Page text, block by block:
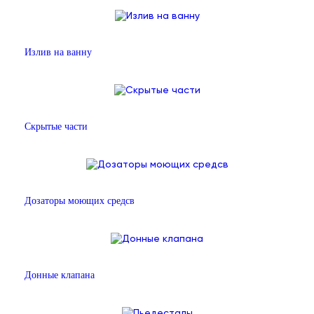
Излив на ванну
Скрытые части
Дозаторы моющих средсв
Донные клапана